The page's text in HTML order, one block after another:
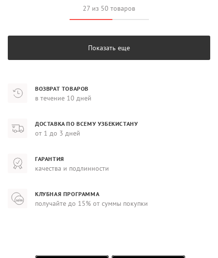
27 из 50 товаров
Показать еще
ВОЗВРАТ ТОВАРОВ
в течение 10 дней
ДОСТАВКА ПО ВСЕМУ УЗБЕКИСТАНУ
от 1 до 3 дней
ГАРАНТИЯ
качества и подлинности
КЛУБНАЯ ПРОГРАММА
получайте до 15% от суммы покупки